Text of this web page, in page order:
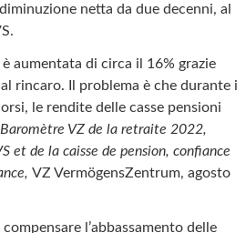
netta da due decenni, al
aumentata di circa il 16% grazie
rincaro. Il problema è che durante i
le rendite delle casse pensioni
Baromètre VZ de la retraite 2022,
et de la caisse de pension, confiance
VZ VermögensZentrum, agosto
l’abbassamento delle